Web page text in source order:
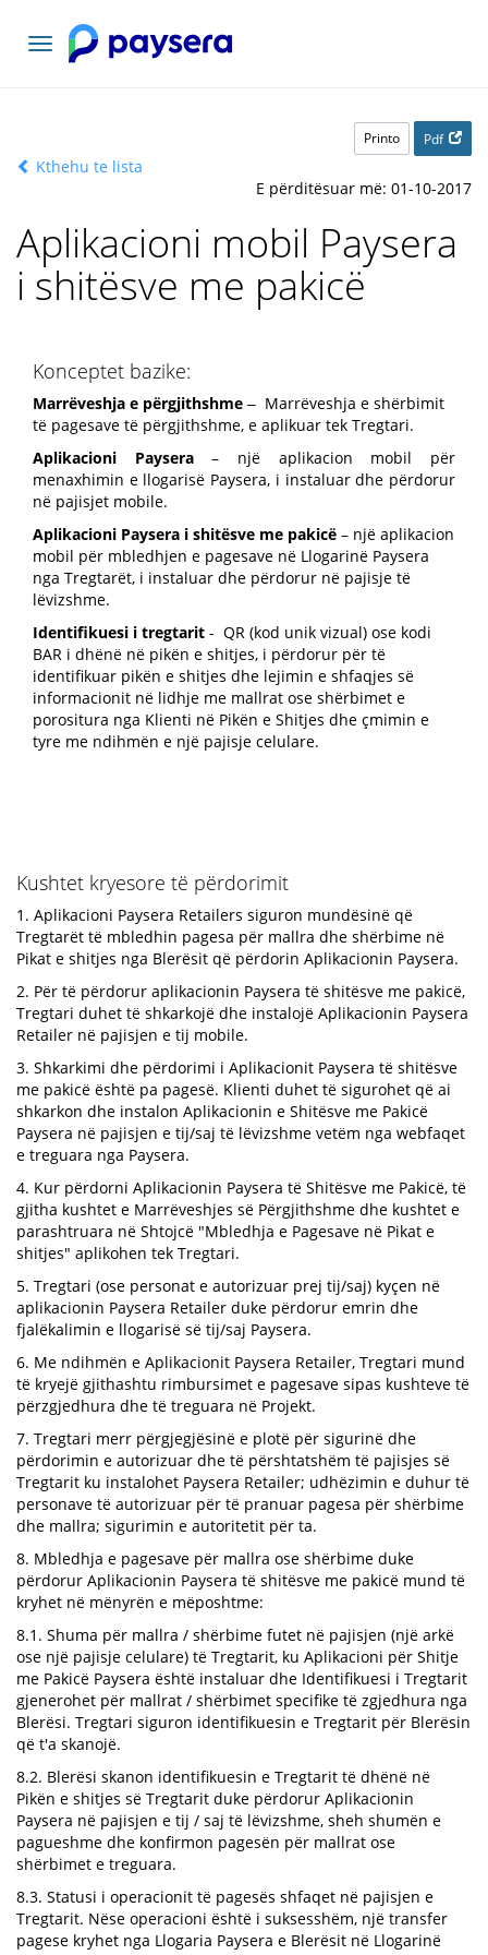
Navigacioni
toggle
Printo Pdf
Kthehu te lista
E përditësuar më: 01-10-2017
Aplikacioni mobil Paysera
i shitësve me pakicë
Konceptet bazike:
Marrëveshja e përgjithshme ‒ Marrëveshja e shërbimit
të pagesave të përgjithshme, e aplikuar tek Tregtari.
Aplikacioni Paysera– një aplikacion mobil për
menaxhimin e llogarisë Paysera, i instaluar dhe përdorur
në pajisjet mobile.
Aplikacioni Paysera i shitësve me pakicë – një aplikacion
mobil për mbledhjen e pagesave në Llogarinë Paysera
nga Tregtarët, i instaluar dhe përdorur në pajisje të
lëvizshme.
Identifikuesi i tregtarit - QR (kod unik vizual) ose kodi
BAR i dhënë në pikën e shitjes, i përdorur për të
identifikuar pikën e shitjes dhe lejimin e shfaqjes së
informacionit në lidhje me mallrat ose shërbimet e
porositura nga Klienti në Pikën e Shitjes dhe çmimin e
tyre me ndihmën e një pajisje celulare.
Kushtet kryesore të përdorimit
1. Aplikacioni Paysera Retailers siguron mundësinë që
Tregtarët të mbledhin pagesa për mallra dhe shërbime në
Pikat e shitjes nga Blerësit që përdorin Aplikacionin Paysera.
2. Për të përdorur aplikacionin Paysera të shitësve me pakicë,
Tregtari duhet të shkarkojë dhe instalojë Aplikacionin Paysera
Retailer në pajisjen e tij mobile.
3. Shkarkimi dhe përdorimi i Aplikacionit Paysera të shitësve
me pakicë është pa pagesë. Klienti duhet të sigurohet që ai
shkarkon dhe instalon Aplikacionin e Shitësve me Pakicë
Paysera në pajisjen e tij/saj të lëvizshme vetëm nga webfaqet
e treguara nga Paysera.
4. Kur përdorni Aplikacionin Paysera të Shitësve me Pakicë, të
gjitha kushtet e Marrëveshjes së Përgjithshme dhe kushtet e
parashtruara në Shtojcë "Mbledhja e Pagesave në Pikat e
shitjes" aplikohen tek Tregtari.
5. Tregtari (ose personat e autorizuar prej tij/saj) kyçen në
aplikacionin Paysera Retailer duke përdorur emrin dhe
fjalëkalimin e llogarisë së tij/saj Paysera.
6. Me ndihmën e Aplikacionit Paysera Retailer, Tregtari mund
të kryejë gjithashtu rimbursimet e pagesave sipas kushteve të
përzgjedhura dhe të treguara në Projekt.
7. Tregtari merr përgjegjësinë e plotë për sigurinë dhe
përdorimin e autorizuar dhe të përshtatshëm të pajisjes së
Tregtarit ku instalohet Paysera Retailer; udhëzimin e duhur të
personave të autorizuar për të pranuar pagesa për shërbime
dhe mallra; sigurimin e autoritetit për ta.
8. Mbledhja e pagesave për mallra ose shërbime duke
përdorur Aplikacionin Paysera të shitësve me pakicë mund të
kryhet në mënyrën e mëposhtme:
8.1. Shuma për mallra / shërbime futet në pajisjen (një arkë
ose një pajisje celulare) të Tregtarit, ku Aplikacioni për Shitje
me Pakicë Paysera është instaluar dhe Identifikuesi i Tregtarit
gjenerohet për mallrat / shërbimet specifike të zgjedhura nga
Blerësi. Tregtari siguron identifikuesin e Tregtarit për Blerësin
që t'a skanojë.
8.2. Blerësi skanon identifikuesin e Tregtarit të dhënë në
Pikën e shitjes së Tregtarit duke përdorur Aplikacionin
Paysera në pajisjen e tij / saj të lëvizshme, sheh shumën e
pagueshme dhe konfirmon pagesën për mallrat ose
shërbimet e treguara.
8.3. Statusi i operacionit të pagesës shfaqet në pajisjen e
Tregtarit. Nëse operacioni është i suksesshëm, një transfer
pagese kryhet nga Llogaria Paysera e Blerësit në Llogarinë